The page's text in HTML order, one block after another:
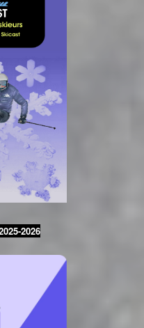
2026